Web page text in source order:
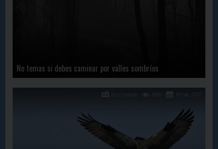
No temas si debes caminar por valles sombríos
15 Feb, 2017
3061
En Contacto